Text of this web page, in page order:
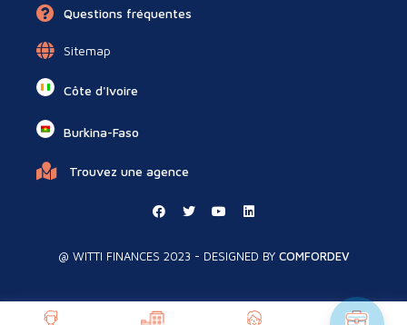
Questions fréquentes
Sitemap
Côte d'Ivoire
Burkina-Faso
Trouvez une agence
@ WITTI FINANCES 2023 - DESIGNED BY COMFORDEV